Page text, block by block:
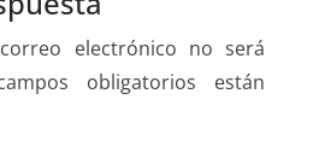
electrónico no será
obligatorios están